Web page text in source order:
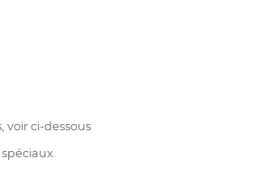
ci-dessous